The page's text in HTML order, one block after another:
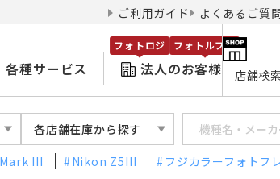
ご利用ガイド よくあるご質
各種サービス 法人のお客様
フォトロジ フォトルプロ
店舗検索
各店舗在庫から探す
III Nikon Z5III フジカラーフォトフ